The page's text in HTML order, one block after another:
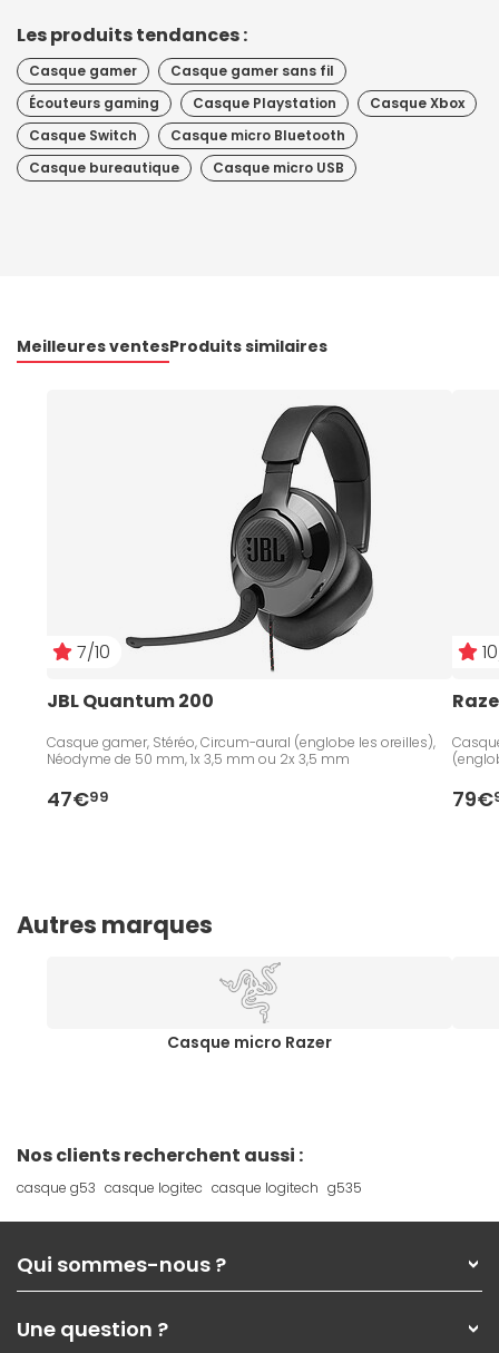
Les produits tendances :
Casque gamer
Casque gamer sans fil
Écouteurs gaming
Casque Playstation
Casque Xbox
Casque Switch
Casque micro Bluetooth
Casque bureautique
Casque micro USB
Meilleures ventesProduits similaires
7/10
JBL Quantum 200
Casque gamer, Stéréo, Circum-aural (englobe les oreilles),
Néodyme de 50 mm, 1x 3,5 mm ou 2x 3,5 mm
47€99 79€
Autres marques
Casque micro Razer
Nos clients recherchent aussi :
casque g53 casque logitec casque logitech g535
Qui sommes-nous ?
Nos services
Une question ?